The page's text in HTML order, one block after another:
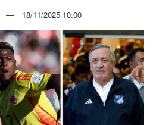
18/11/2025 10:00